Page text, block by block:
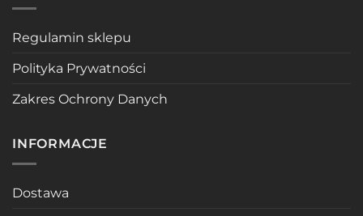
Regulamin sklepu
Polityka Prywatności
Zakres Ochrony Danych
INFORMACJE
Dostawa